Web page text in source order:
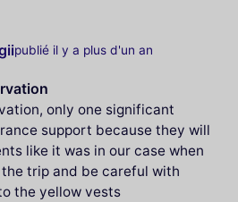
publié il y a plus d'un an
only one significant
support because they will
like it was in our case when
trip and be careful with
the yellow vests